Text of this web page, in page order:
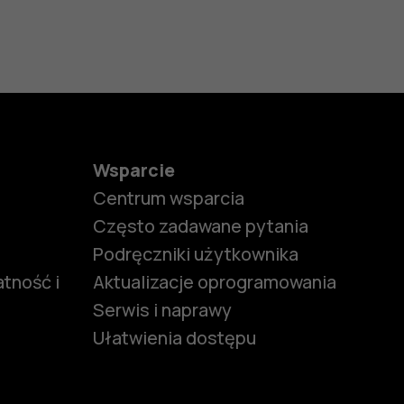
i
Wsparcie
Centrum wsparcia
Często zadawane pytania
Podręczniki użytkownika
Aktualizacje oprogramowania
Serwis i naprawy
Ułatwienia dostępu